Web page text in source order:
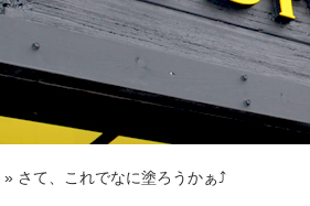
» さて、これでなに塗ろうかぁ⤴︎